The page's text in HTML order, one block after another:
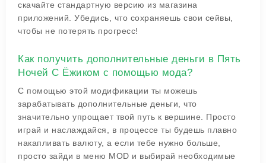
скачайте стандартную версию из магазина
приложений. Убедись, что сохраняешь свои сейвы,
чтобы не потерять прогресс!
Как получить дополнительные деньги в Пять
Ночей С Ёжиком с помощью мода?
С помощью этой модификации ты можешь
зарабатывать дополнительные деньги, что
значительно упрощает твой путь к вершине. Просто
играй и наслаждайся, в процессе ты будешь плавно
накапливать валюту, а если тебе нужно больше,
просто зайди в меню MOD и выбирай необходимые